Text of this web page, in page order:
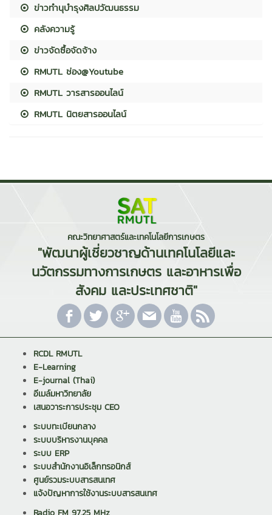
ข่าวทำนุบำรุงศิลปวัฒนธรรม
คลังความรู้
ข่าวจัดซื้อจัดจ้าง
RMUTL ช่อง@Youtube
RMUTL วารสารออนไลน์
RMUTL นิตยสารออนไลน์
คณะวิทยาศาสตร์และเทคโนโลยีการเกษตร
"พัฒนาผู้เชี่ยวชาญด้านเทคโนโลยีและ
นวัตกรรมทางการเกษตร และอาหารเพื่อ
สังคม และประเทศชาติ"
RCDL RMUTL
E-Learning
E-journal (Thai)
อีเมล์มหาวิทยาลัย
เสนอวาระการประชุม CEO
ระบบทะเบียนกลาง
ระบบบริหารงานบุคคล
ระบบ ERP
ระบบสำนักงานอิเล็กทรอนิกส์
ศูนย์รวมระบบสารสนเทศ
แจ้งปัญหาการใช้งานระบบสารสนเทศ